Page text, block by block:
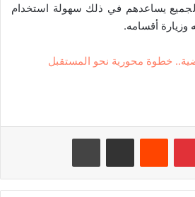
يساعدهم في ذلك سهولة استخدام
وزيارة أقسامه.
خطوة محورية نحو المستقبل
بينتيريست